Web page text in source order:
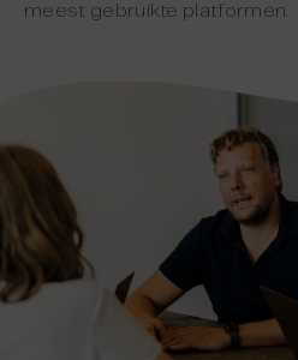
meest gebruikte platformen.